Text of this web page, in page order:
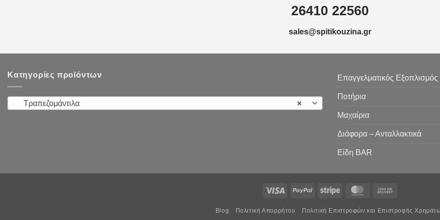
26410 22560
sales@spitikouzina.gr
Κατηγορίες προϊόντων
×
Τραπεζομάντιλα
Επαγγελματικός Εξοπλισμός
Ποτήρια
Μαχαίρια
Διάφορα – Ανταλλακτικά
Είδη ΒAR
Visa PayPal Stripe MasterCard
Delivery
Blog Πολιτική Απορρήτου Πολιτική Επιστροφών και Επιστροφής